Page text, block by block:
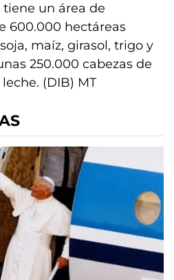
tiene un área de
600.000 hectáreas
maíz, girasol, trigo y
250.000 cabezas de
(DIB) MT